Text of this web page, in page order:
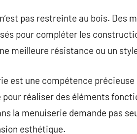
pas restreinte au bois.
pour compléter les
meilleure résistance ou un
est une compétence
réaliser des éléments
la menuiserie demande pas
esthétique.